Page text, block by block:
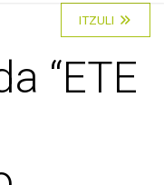
“ETE
ITZULI
“ETE